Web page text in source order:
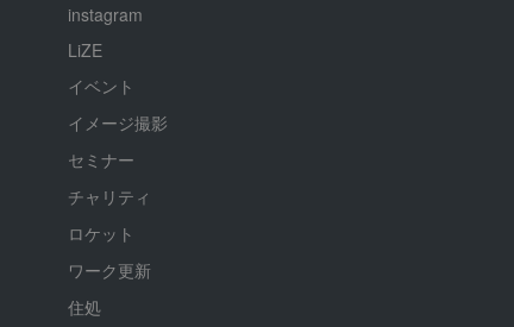
instagram
LiZE
イベント
イメージ撮影
セミナー
チャリティ
ロケット
ワーク更新
住処